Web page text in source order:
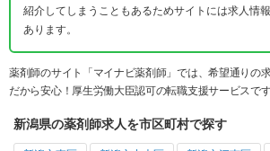
紹介してしまうこともあるためサイトには求人情
あります。
薬剤師のサイト「マイナビ薬剤師」では、希望通りの
だから安心！厚生労働大臣認可の転職支援サービスです
新潟県の薬剤師求人を市区町村で探す